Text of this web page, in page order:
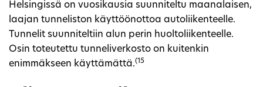
Helsingissä on vuosikausia suunniteltu maanalaisen,
laajan tunneliston käyttöönottoa autoliikenteelle.
Tunnelit suunniteltiin alun perin huoltoliikenteelle.
Osin toteutettu tunneliverkosto on kuitenkin
enimmäkseen käyttämättä.(15